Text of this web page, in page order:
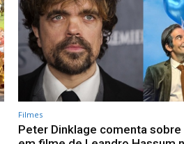
Filmes
Peter Dinklage comenta